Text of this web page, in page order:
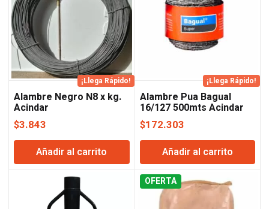
¡Llega Rápido!
Alambre Negro N8 x kg.
Acindar
$3.843
Añadir al carrito
¡Llega Rápido!
Alambre Pua Bagual
16/127 500mts Acindar
$172.303
Añadir al carrito
OFERTA